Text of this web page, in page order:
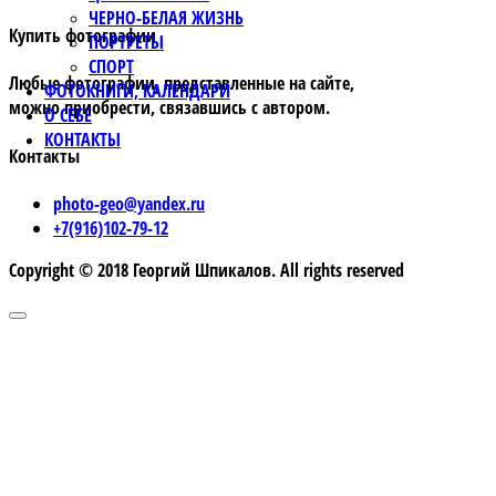
ЧЕРНО-БЕЛАЯ ЖИЗНЬ
ПОРТРЕТЫ
СПОРТ
ФОТОКНИГИ, КАЛЕНДАРИ
О СЕБЕ
КОНТАКТЫ
Купить фотографии
Любые фотографии, представленные на сайте,
можно приобрести, связавшись с автором.
Контакты
photo-geo@yandex.ru
+7(916)102-79-12
Copyright © 2018 Георгий Шпикалов. All rights reserved